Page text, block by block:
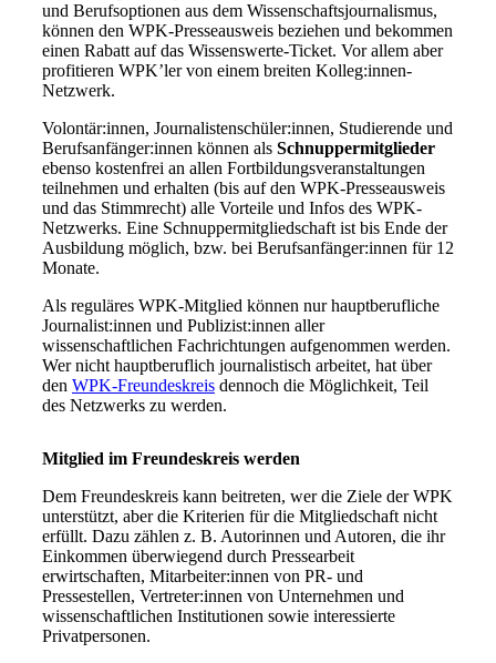
und Berufsoptionen aus dem Wissenschaftsjournalismus,
können den WPK-Presseausweis beziehen und bekommen
einen Rabatt auf das Wissenswerte-Ticket. Vor allem aber
profitieren WPK’ler von einem breiten Kolleg:innen-
Netzwerk.
Volontär:innen, Journalistenschüler:innen, Studierende und
Berufsanfänger:innen können als Schnuppermitglieder
ebenso kostenfrei an allen Fortbildungsveranstaltungen
teilnehmen und erhalten (bis auf den WPK-Presseausweis
und das Stimmrecht) alle Vorteile und Infos des WPK-
Netzwerks. Eine Schnuppermitgliedschaft ist bis Ende der
Ausbildung möglich, bzw. bei Berufsanfänger:innen für 12
Monate.
Als reguläres WPK-Mitglied können nur hauptberufliche
Journalist:innen und Publizist:innen aller
wissenschaftlichen Fachrichtungen aufgenommen werden.
Wer nicht hauptberuflich journalistisch arbeitet, hat über
den WPK-Freundeskreisdennoch die Möglichkeit, Teil
des Netzwerks zu werden.
Mitglied im Freundeskreis werden
Dem Freundeskreis kann beitreten, wer die Ziele der WPK
unterstützt, aber die Kriterien für die Mitgliedschaft nicht
erfüllt. Dazu zählen z. B. Autorinnen und Autoren, die ihr
Einkommen überwiegend durch Pressearbeit
erwirtschaften, Mitarbeiter:innen von PR- und
Pressestellen, Vertreter:innen von Unternehmen und
wissenschaftlichen Institutionen sowie interessierte
Privatpersonen.